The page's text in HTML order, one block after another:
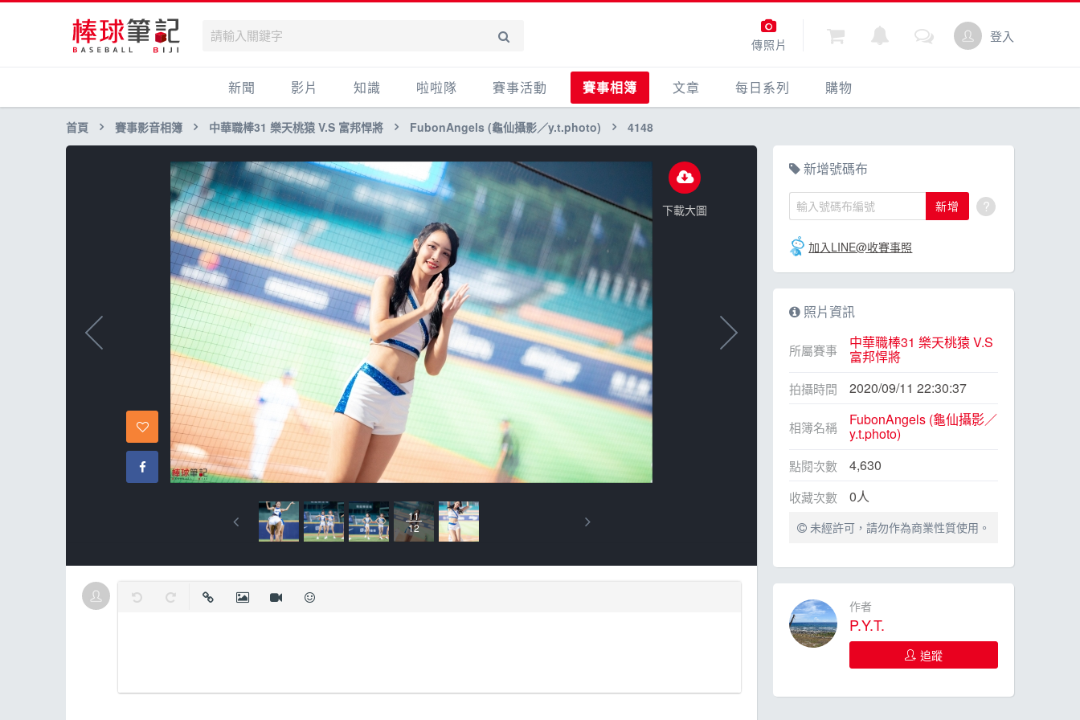
傳照片 登入
新聞 影片 知識 啦啦隊 賽事活動
賽事活動
賽事相簿
賽事影音相簿
文章
產品活動
其他
主題
每日系列 購物
點數商城
首頁 賽事影音相簿 中華職棒31 樂天桃猿 V.S 富邦悍將 FubonAngels (龜仙攝影／y.t.photo) 4148
下載大圖
11
12
新增號碼布
新增 ?
加入LINE@收賽事照
照片資訊
所屬賽事 中華職棒31 樂天桃猿 V.S
富邦悍將
拍攝時間 2020/09/11 22:30:37
相簿名稱 FubonAngels (龜仙攝影／
y.t.photo)
點閱次數 4,630
收藏次數 0人
未經許可，請勿作為商業性質使用。
作者
P.Y.T.
追蹤